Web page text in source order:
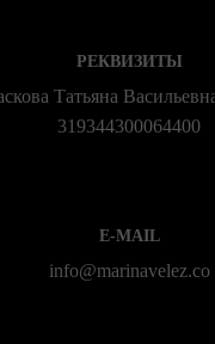
РЕКВИЗИТЫ
Татьяна
319344300064400
E-MAIL
info@marinavelez.co